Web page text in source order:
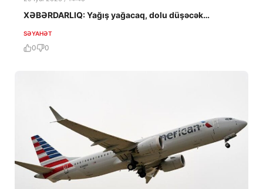
XƏBƏRDARLIQ: Yağış yağacaq, dolu düşəcək…
SƏYAHƏT
0 0